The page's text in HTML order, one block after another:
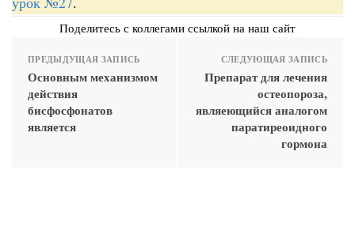
Поделитесь с коллегами ссылкой на наш сайт
ПРЕДЫДУЩАЯ ЗАПИСЬ
Основным механизмом
действия
бисфосфонатов
является
СЛЕДУЮЩАЯ ЗАПИСЬ
Препарат для лечения
остеопороза,
являеющийся аналогом
паратиреоидного
гормона